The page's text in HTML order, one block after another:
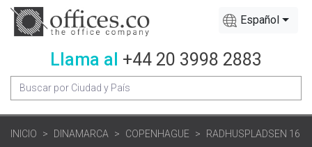
Español
Llama al +44 20 3998 2883
INICIO DINAMARCA COPENHAGUE RADHUSPLADSEN 16